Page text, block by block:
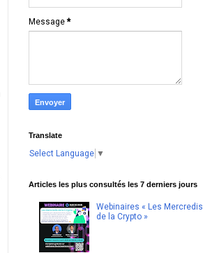
Message *
Translate
Select Language ▼
Articles les plus consultés les 7 derniers jours
Webinaires « Les Mercredis
de la Crypto »